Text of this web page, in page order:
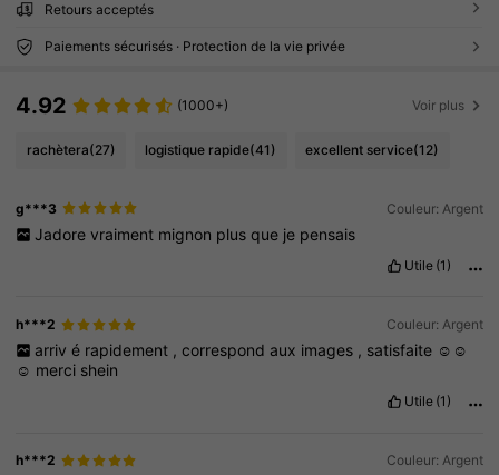
Retours acceptés
Paiements sécurisés · Protection de la vie privée
4.92 (1000+) Voir plus
rachètera(27) logistique rapide(41) excellent service(12)
g***3 Couleur: Argent
Jadore vraiment mignon plus que je pensais
Utile (1)
h***2 Couleur: Argent
arriv é rapidement , correspond aux images , satisfaite ☺️☺️
☺️ merci shein
Utile (1)
h***2 Couleur: Argent